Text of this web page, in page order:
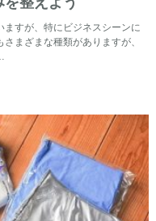
ますが、特にビジネスシーンに
まざまな種類がありますが、